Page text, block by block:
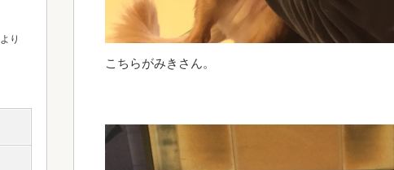
こちらがみきさん。
より